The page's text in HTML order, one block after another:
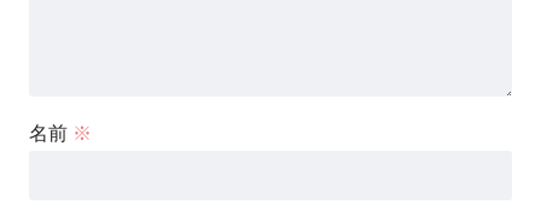
名前 ※